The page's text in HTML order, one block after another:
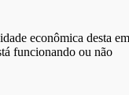
econômica desta
funcionando ou não